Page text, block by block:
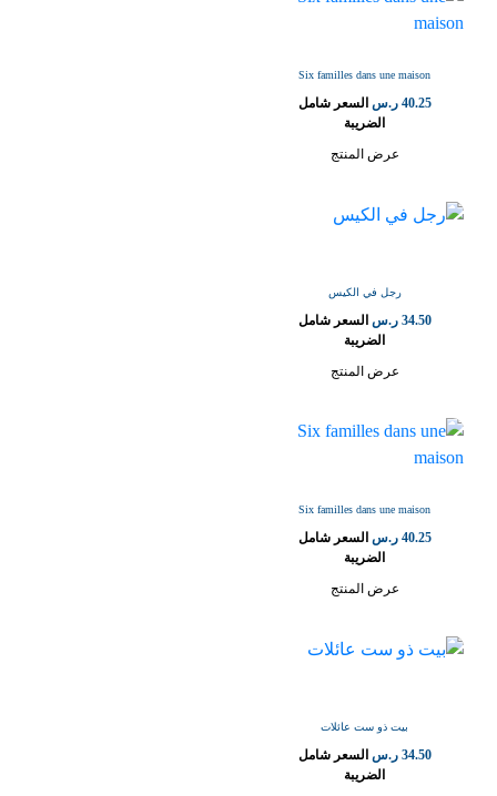
Six familles dans une maison
40.25 ر.س السعر شامل
الضريبة
عرض المنتج
رجل في الكيس
34.50 ر.س السعر شامل
الضريبة
عرض المنتج
Six familles dans une maison
40.25 ر.س السعر شامل
الضريبة
عرض المنتج
بيت ذو ست عائلات
34.50 ر.س السعر شامل
الضريبة